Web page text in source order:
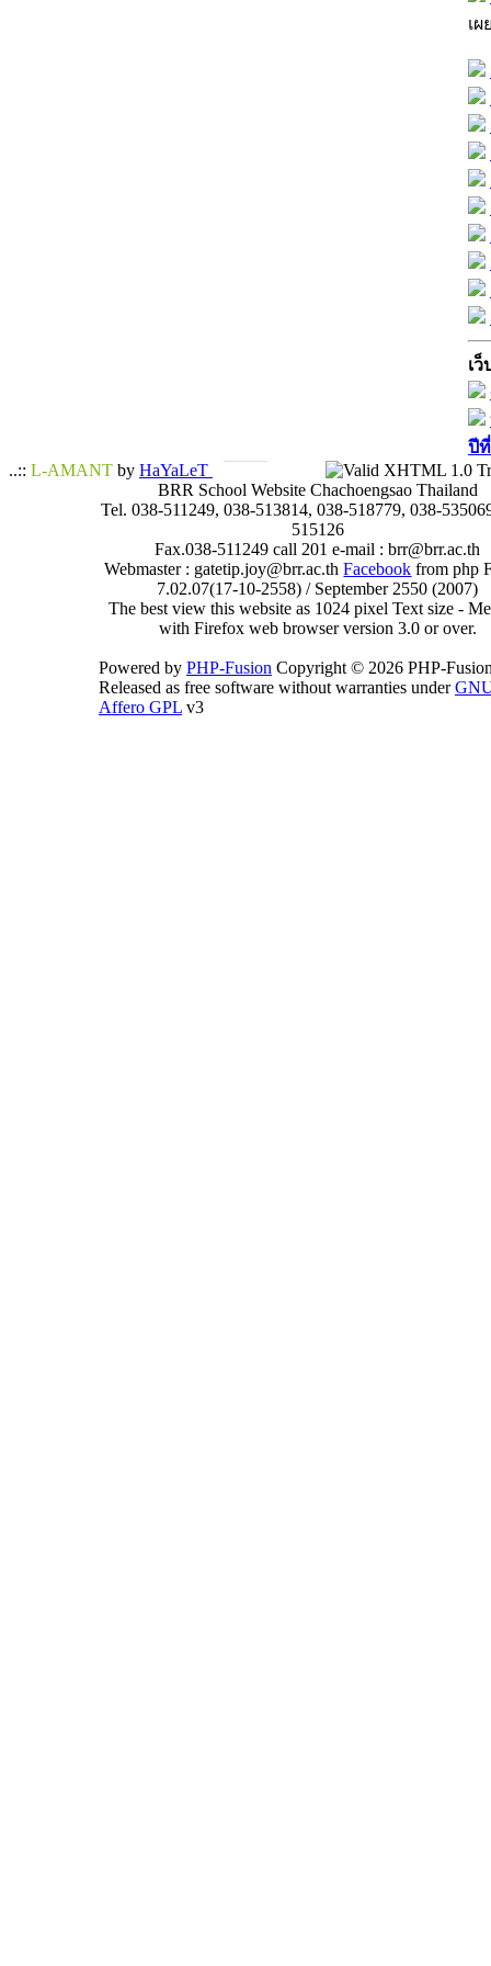
เ
เว็
ปี
..:: L-AMANT by HaYaLeT
BRR School Website Chachoengsao Thailand
Tel. 038-511249, 038-513814, 038-518779, 038-
515126
Fax.038-511249 call 201 e-mail : brr@brr.ac.th
Webmaster : gatetip.joy@brr.ac.thFacebook from php
7.02.07(17-10-2558) / September 2550 (2007)
The best view this website as 1024 pixel Text size -
with Firefox web browser version 3.0 or over.
Powered by PHP-Fusion Copyright © 2026 PHP-
Released as free software without warranties under
Affero GPL v3